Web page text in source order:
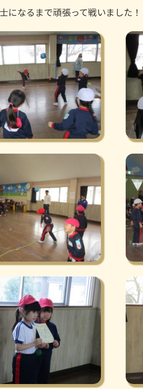
になるまで頑張って戦いました！